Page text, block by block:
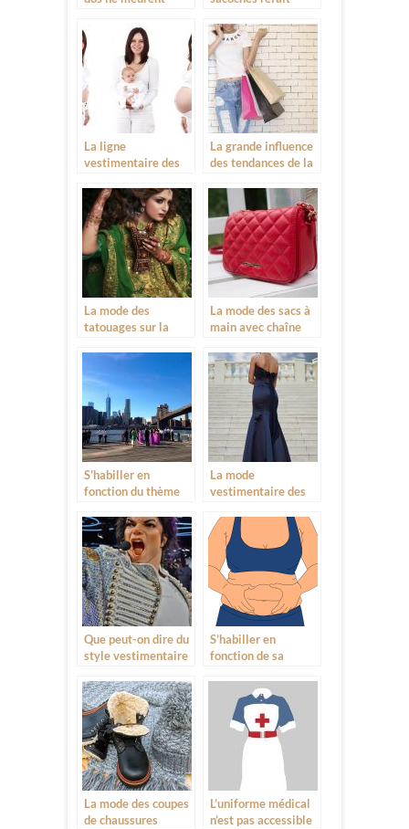
La ligne
vestimentaire des
n’a pas encore pris
l’envol dans la mode
La grande influence
des tendances de la
La mode des
tatouages sur la
La mode des sacs à
main avec chaîne
rage
S’habiller en
fonction du thème
La mode
vestimentaire des
quotidien
Que peut-on dire du
style vestimentaire
Michael Jackson ?
S’habiller en
fonction de sa
respect pour le
regard de la société
La mode des coupes
de chaussures
L’uniforme médical
n’est pas accessible